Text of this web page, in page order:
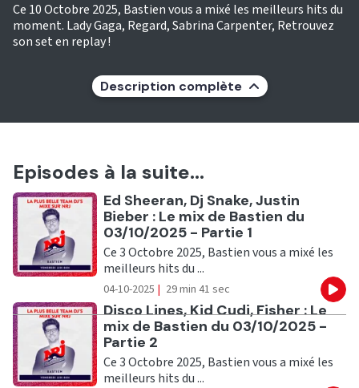
Ce 10 Octobre 2025, Bastien vous a mixé les meilleurs hits du
moment. Lady Gaga, Regard, Sabrina Carpenter, Retrouvez
son set en replay !
Description complète
Episodes à la suite...
Ecouter
Ed Sheeran, Dj Snake, Justin
Bieber : Le mix de Bastien du
03/10/2025 - Partie 1
Ce 3 Octobre 2025, Bastien vous a mixé les
meilleurs hits du ...
04-10-2025 | 29 min 41 sec
Ecouter
Disco Lines, Kid Cudi, Fisher : Le
mix de Bastien du 03/10/2025 -
Partie 2
Ce 3 Octobre 2025, Bastien vous a mixé les
meilleurs hits du ...